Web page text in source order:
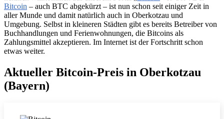
Bitcoin – auch BTC abgekürzt – ist nun schon seit einiger Zeit in
aller Munde und damit natürlich auch in Oberkotzau und
Umgebung. Selbst in kleineren Städten gibt es bereits Betreiber von
Buchhandlungen und Ferienwohnungen, die Bitcoins als
Zahlungsmittel akzeptieren. Im Internet ist der Fortschritt schon
etwas weiter.
Aktueller Bitcoin-Preis in Oberkotzau
(Bayern)